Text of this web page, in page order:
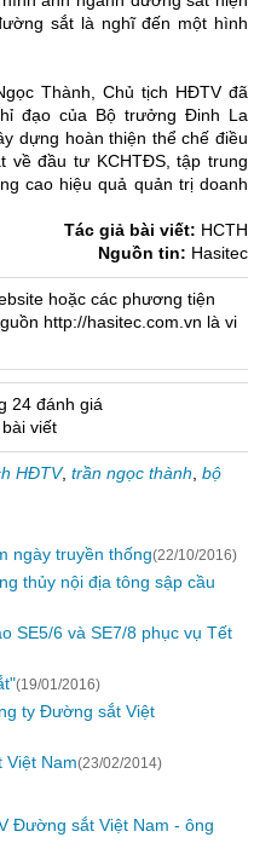
sắt là nghĩ đến một hình
Thành, Chủ tịch HĐTV đã
đạo của Bộ trưởng Đinh La
dựng hoàn thiện thể chế điều
về đầu tư KCHTĐS, tập trung
cao hiệu quả quản trị doanh
Tác giả bài viết: HCTH
Nguồn tin: Hasitec
hoặc các phương tiện
http://hasitec.com.vn là vi
24 đánh giá
viết
HĐTV, trần ngọc thành bộ
ngày truyền thống(22/10/2016)
thủy nội địa tông sập cầu
SE5/6 và SE7/8 phục vụ Tết
(19/01/2016)
ty Đường sắt Việt
Nam(23/02/2014)
Đường sắt Việt Nam - ông